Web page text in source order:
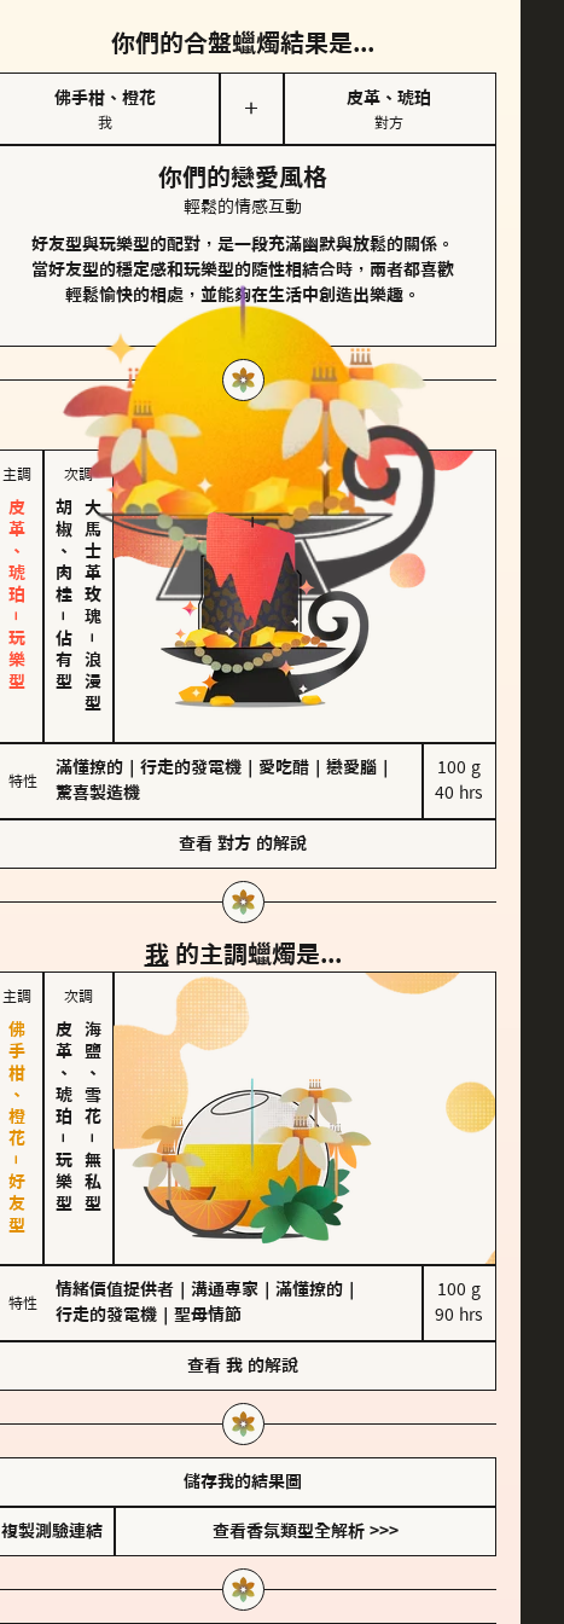
你們的合盤蠟燭結果是...
佛手柑、橙花
我
＋
皮革、琥珀
對方
你們的戀愛風格
輕鬆的情感互動
好友型與玩樂型的配對，是一段充滿幽默與放鬆的關係。
當好友型的穩定感和玩樂型的隨性相結合時，兩者都喜歡
輕鬆愉快的相處，並能夠在生活中創造出樂趣。
對方的主調蠟燭是...
主調
皮革、琥珀－玩樂型
次調
胡椒、肉桂
－
佔有型
大馬士革玫瑰
－
浪漫型
特性
滿懂撩的 行走的發電機 愛吃醋 戀愛腦
驚喜製造機
100 g
40 hrs
查看 對方 的解說
我 的主調蠟燭是...
主調
佛手柑、橙花－好友型
次調
皮革、琥珀
－
玩樂型
海鹽、雪花
－
無私型
特性
情緒價值提供者 溝通專家 滿懂撩的
行走的發電機
聖母情節
100 g
90 hrs
查看 我 的解說
儲存我的結果圖
複製測驗連結 查看香氛類型全解析 >>>